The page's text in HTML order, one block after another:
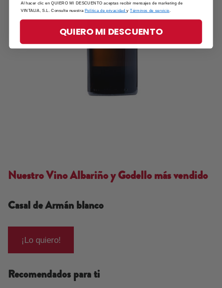
Nuestro Vino Albariño y Godello más vendido
Casal de Armán blanco
¡Lo quiero!
Recomendados para ti
Al hacer clic en QUIERO MI DESCUENTO aceptas recibir mensajes de marketing de
VINTALIA, S.L. Consulte nuestra Política de privacidadyTérminos de servicio
QUIERO MI DESCUENTO